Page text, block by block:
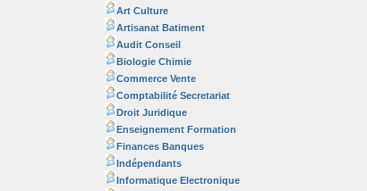
Art Culture
Artisanat Batiment
Audit Conseil
Biologie Chimie
Commerce Vente
Comptabilité Secretariat
Droit Juridique
Enseignement Formation
Finances Banques
Indépendants
Informatique Electronique